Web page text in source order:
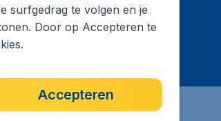
surfgedrag te volgen en je
Door op Accepteren te
Accepteren